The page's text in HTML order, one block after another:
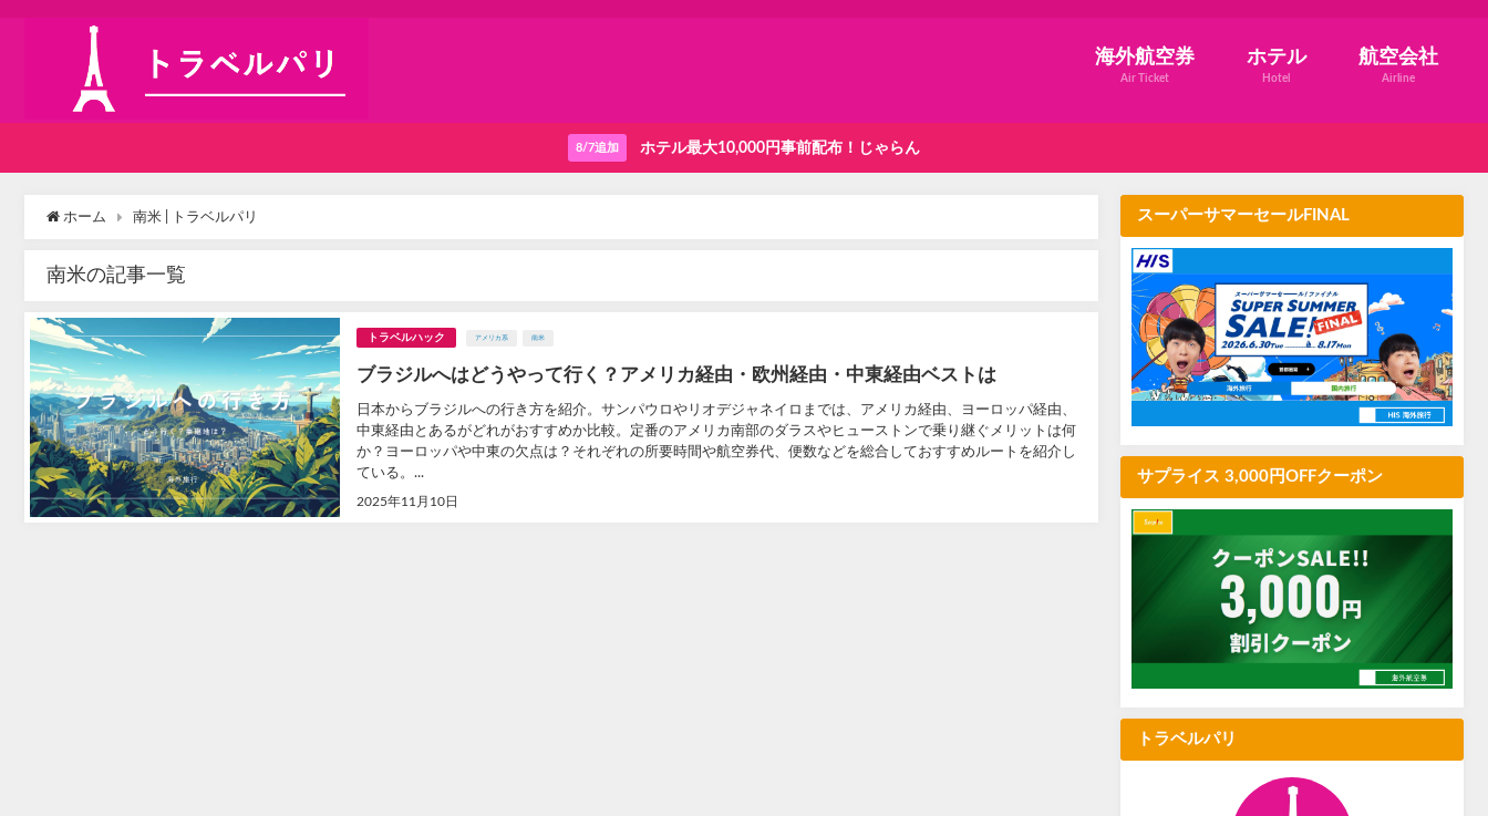
海外航空券
Air Ticket
ホテル
Hotel
航空会社
Airline
8/7追加 ホテル最大10,000円事前配布！じゃらん
ホーム 南米 | トラベルパリ
南米の記事一覧
トラベルハック アメリカ系 南米
ブラジルへはどうやって行く？アメリカ経由・欧州経由・中東経由ベストは
2025年11月10日
日本からブラジルへの行き方を紹介。サンパウロやリオデジャネイロまでは、アメリカ経由、ヨーロッパ経由、
中東経由とあるがどれがおすすめか比較。定番のアメリカ南部のダラスやヒューストンで乗り継ぐメリットは何
か？ヨーロッパや中東の欠点は？それぞれの所要時間や航空券代、便数などを総合しておすすめルートを紹介し
ている。...
スーパーサマーセールFINAL
サプライス 3,000円OFFクーポン
トラベルパリ